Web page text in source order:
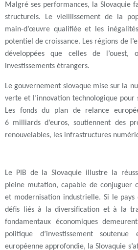
Malgré ses performances, la Slovaquie
structurels. Le vieillissement de la
main-d’œuvre qualifiée et les
potentiel de croissance. Les régions de
développées que celles de l’ouest,
investissements étrangers.
Le gouvernement slovaque mise sur la
verte et l’innovation technologique
Les fonds du plan de relance
6 milliards d’euros, soutiennent des
renouvelables, les infrastructures
Le PIB de la Slovaquie illustre la
pleine mutation, capable de conjuguer
et modernisation industrielle. Si le
défis liés à la diversification et à la
fondamentaux économiques
politique d’investissement
européenne approfondie, la Slovaquie